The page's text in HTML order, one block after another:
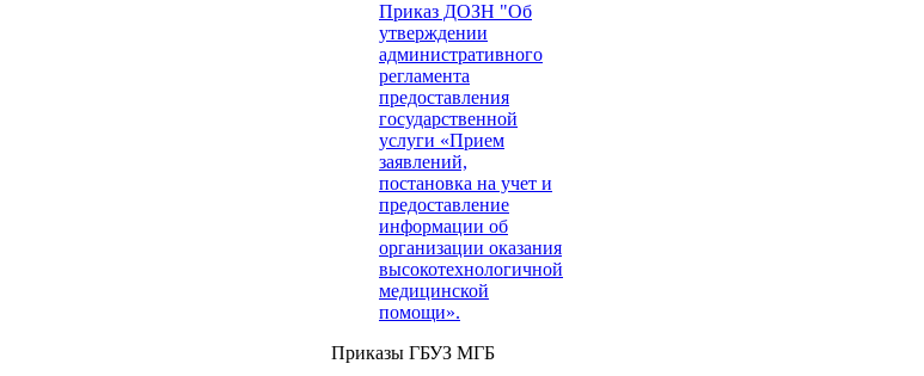
Приказ ДОЗН "Об
утверждении
административного
регламента
предоставления
государственной
услуги «Прием
заявлений,
постановка на учет и
предоставление
информации об
организации оказания
высокотехнологичной
медицинской
помощи».
Приказы ГБУЗ МГБ